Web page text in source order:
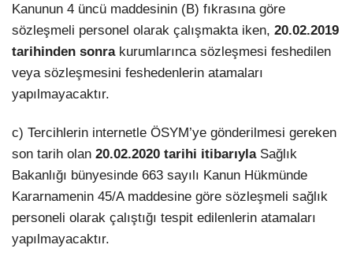
Kanunun 4 üncü maddesinin (B) fıkrasına göre
sözleşmeli personel olarak çalışmakta iken, 20.02.2019
tarihinden sonrakurumlarınca sözleşmesi feshedilen
veya sözleşmesini feshedenlerin atamaları
yapılmayacaktır.
c) Tercihlerin internetle ÖSYM’ye gönderilmesi gereken
son tarih olan 20.02.2020 tarihi itibarıylaSağlık
Bakanlığı bünyesinde 663 sayılı Kanun Hükmünde
Kararnamenin 45/A maddesine göre sözleşmeli sağlık
personeli olarak çalıştığı tespit edilenlerin atamaları
yapılmayacaktır.